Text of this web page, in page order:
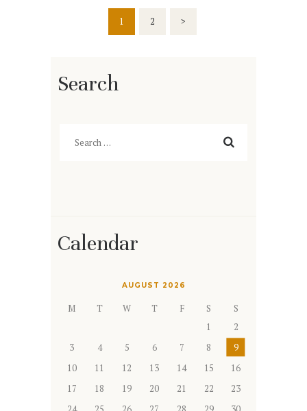
PostsPAGE
1 PAGE
2 >
Search
Calendar
AUGUST 2026
M T W T F S
S
1
2
3
4 5 6 7 8
9
10
11 12 13 14 15
16
17
18 19 20 21 22
23